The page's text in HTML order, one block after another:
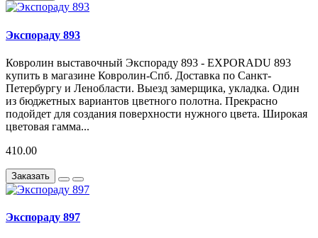
Экспораду 893
Ковролин выставочный Экспораду 893 - EXPORADU 893
купить в магазине Ковролин-Спб. Доставка по Санкт-
Петербургу и Ленобласти. Выезд замерщика, укладка. Один
из бюджетных вариантов цветного полотна. Прекрасно
подойдет для создания поверхности нужного цвета. Широкая
цветовая гамма...
410.00
Заказать
Экспораду 897